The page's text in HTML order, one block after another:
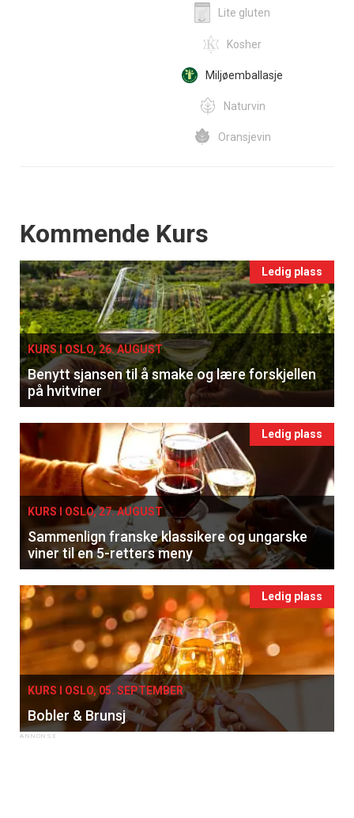
Lite gluten
Kosher
Miljøemballasje
Naturvin
Oransjevin
Events
Kommende Kurs
Ledig plass
KURS I OSLO, 26. AUGUST
Benytt sjansen til å smake og lære forskjellen
på hvitviner
Ledig plass
KURS I OSLO, 27. AUGUST
Sammenlign franske klassikere og ungarske
viner til en 5-retters meny
Ledig plass
KURS I OSLO, 05. SEPTEMBER
Bobler & Brunsj